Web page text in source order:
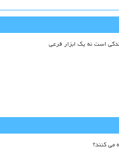
است نه یک ابزار فرعی
می کنند؟